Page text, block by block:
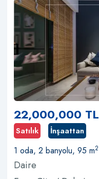
22,000,000 TL
Satılık İnşaattan
1 oda, 2 banyolu, 95 m2
Daire